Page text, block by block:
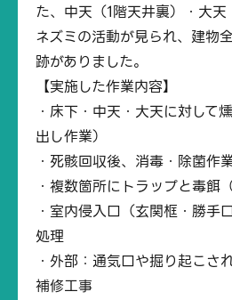
た、中天（1階天井裏）・大
ネズミの活動が見られ、建物
跡がありました。
【実施した作業内容】
・床下・中天・大天に対して
出し作業）
・死骸回収後、消毒・除菌作
・複数箇所にトラップと毒餌
・室内侵入口（玄関框・勝手
処理
・外部：通気口や掘り起こさ
補修工事